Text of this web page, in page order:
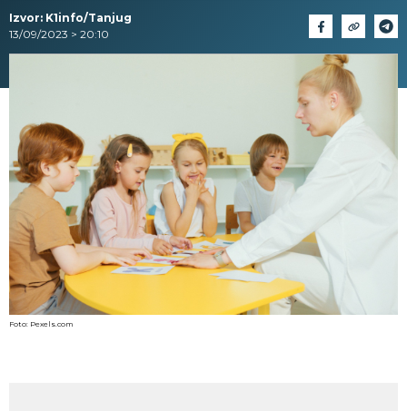
Izvor: K1info/Tanjug
13/09/2023 > 20:10
Foto: Pexels.com